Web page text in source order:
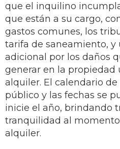
que el inquilino
que están a su cargo,
gastos comunes, los
tarifa de saneamiento, y
adicional por los daños
generar en la propiedad
alquiler. El calendario de
público y las fechas se
inicie el año, brindando
tranquilidad al
alquiler.